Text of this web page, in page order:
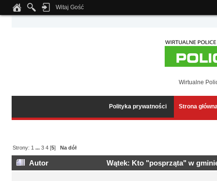
Notice: Undefined index: tapatalk_body_hook in
Witaj Gość
Wirtualne
Polityka prywatności Strona
Strony: 1 ...3 4 [5]Na dół
Autor Wątek: Kto "posprząta" w